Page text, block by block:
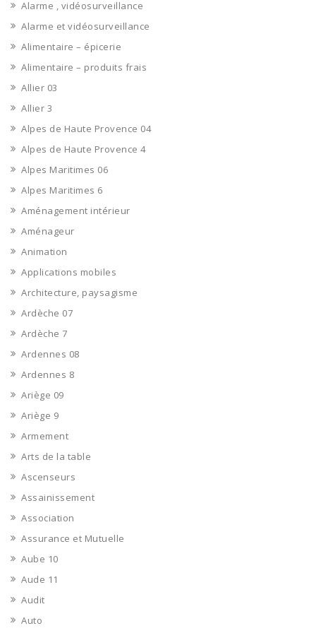
Alarme , vidéosurveillance
Alarme et vidéosurveillance
Alimentaire – épicerie
Alimentaire – produits frais
Allier 03
Allier 3
Alpes de Haute Provence 04
Alpes de Haute Provence 4
Alpes Maritimes 06
Alpes Maritimes 6
Aménagement intérieur
Aménageur
Animation
Applications mobiles
Architecture, paysagisme
Ardèche 07
Ardèche 7
Ardennes 08
Ardennes 8
Ariège 09
Ariège 9
Armement
Arts de la table
Ascenseurs
Assainissement
Association
Assurance et Mutuelle
Aube 10
Aude 11
Audit
Auto